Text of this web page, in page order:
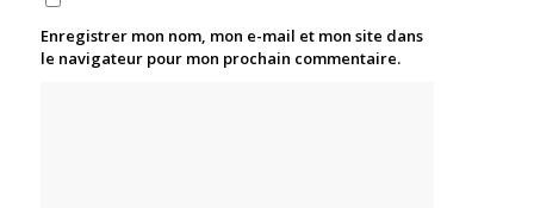
Enregistrer mon nom, mon e-mail et mon site dans
le navigateur pour mon prochain commentaire.